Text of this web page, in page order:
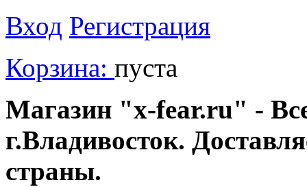
Вход Регистрация
Корзина: пуста
Магазин "x-fear.ru" -
г.Владивосток.
страны.